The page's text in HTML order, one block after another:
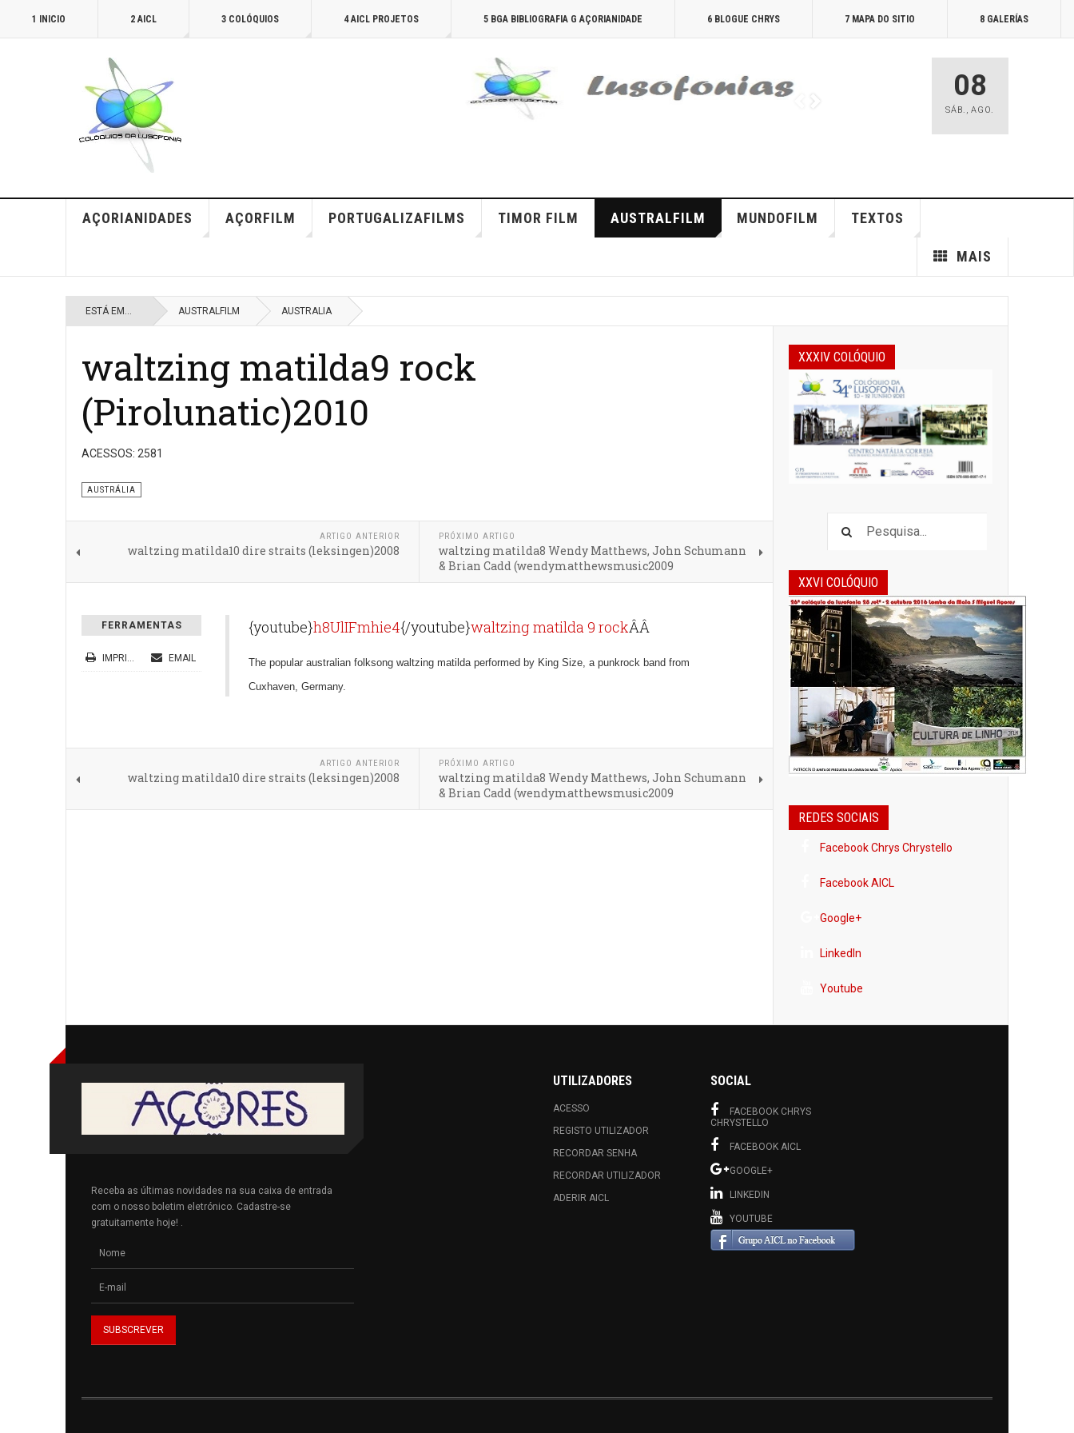
1 INICIO 2 AICL 3 COLÓQUIOS 4 AICL PROJETOS 5 BGA BIBLIOGRAFIA G AÇORIANIDADE 6 BLOGUE CHRYS 7 MAPA DO SITIO 8 GALERÍAS
08
SÁB. ,AGO.
AÇORIANIDADES AÇORFILM PORTUGALIZAFILMS TIMOR FILM AUSTRALFILM MUNDOFILM TEXTOS
MAIS
ESTÁ EM... AUSTRALFILM AUSTRALIA
waltzing matilda9 rock
(Pirolunatic)2010
ACESSOS: 2581
AUSTRÁLIA
ARTIGO ANTERIOR
waltzing matilda10 dire straits (leksingen)2008
PRÓXIMO ARTIGO
waltzing matilda8 Wendy Matthews, John Schumann
& Brian Cadd (wendymatthewsmusic2009
FERRAMENTAS
IMPRIMIR EMAIL
{youtube}h8UlIFmhie4{/youtube}waltzing matilda 9 rockÂÂ
The popular australian folksong waltzing matilda performed by King Size, a punkrock band from
Cuxhaven, Germany.
ARTIGO ANTERIOR
waltzing matilda10 dire straits (leksingen)2008
PRÓXIMO ARTIGO
waltzing matilda8 Wendy Matthews, John Schumann
& Brian Cadd (wendymatthewsmusic2009
XXXIV COLÓQUIO
XXVI COLÓQUIO
REDES SOCIAIS
Facebook Chrys Chrystello
Facebook AICL
Google+
LinkedIn
Youtube
Receba as últimas novidades na sua caixa de entrada
com o nosso boletim eletrónico. Cadastre-se
gratuitamente hoje! .
UTILIZADORES
ACESSO
REGISTO UTILIZADOR
RECORDAR SENHA
RECORDAR UTILIZADOR
ADERIR AICL
SOCIAL
FACEBOOK CHRYS
CHRYSTELLO
FACEBOOK AICL
GOOGLE+
LINKEDIN
YOUTUBE